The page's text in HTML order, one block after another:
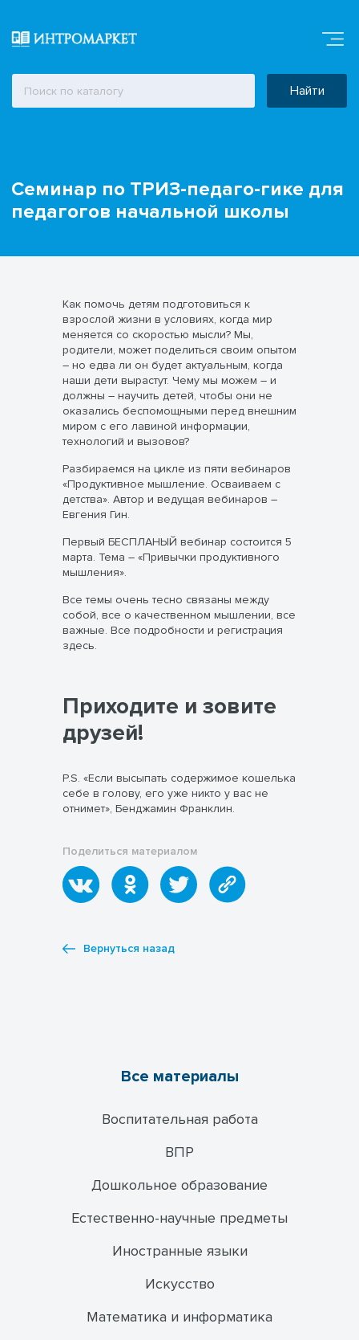
Найти
Семинар по ТРИЗ-педаго-гике для
педагогов начальной школы
Как помочь детям подготовиться к
взрослой жизни в условиях, когда мир
меняется со скоростью мысли? Мы,
родители, может поделиться своим опытом
― но едва ли он будет актуальным, когда
наши дети вырастут. Чему мы можем ― и
должны ― научить детей, чтобы они не
оказались беспомощными перед внешним
миром с его лавиной информации,
технологий и вызовов?
Разбираемся на цикле из пяти вебинаров
«Продуктивное мышление. Осваиваем с
детства». Автор и ведущая вебинаров –
Евгения Гин.
Первый БЕСПЛАНЫЙ вебинар состоится 5
марта. Тема – «Привычки продуктивного
мышления».
Все темы очень тесно связаны между
собой, все о качественном мышлении, все
важные. Все подробности и регистрация
здесь.
Приходите и зовите
друзей!
P.S. «Если высыпать содержимое кошелька
себе в голову, его уже никто у вас не
отнимет», Бенджамин Франклин.
Поделиться материалом
Вернуться назад
Все материалы
Воспитательная работа
ВПР
Дошкольное образование
Естественно-научные предметы
Иностранные языки
Искусство
Математика и информатика